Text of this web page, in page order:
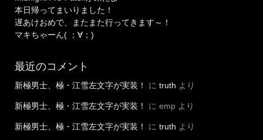
本日帰ってまいりました！
遅あけおめで、またまた行ってきます～！
マキちゃーん( ；∀；)
最近のコメント
新極男士、極・江雪左文字が実装！ に truth より
新極男士、極・江雪左文字が実装！ に emp より
新極男士、極・江雪左文字が実装！ に truth より